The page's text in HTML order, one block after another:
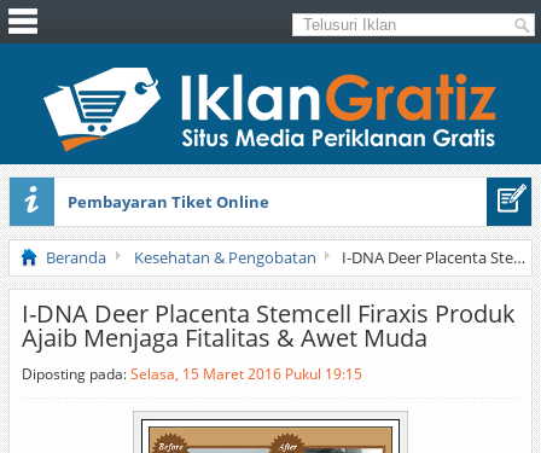
Pembayaran Tiket Online
Masker Sprilulina Tiens
Beranda Kesehatan & Pengobatan I-DNA Deer Placenta Stemcell Firaxis Produk Ajaib Menjaga Fitalitas & Awet Muda
I-DNA Deer Placenta Stemcell Firaxis Produk
Ajaib Menjaga Fitalitas & Awet Muda
Diposting pada:Selasa, 15 Maret 2016 Pukul 19:15